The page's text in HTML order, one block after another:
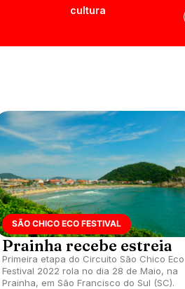
cultura
SÃO CHICO ECO FESTIVAL
Prainha recebe estreia
Primeira etapa do Circuito São Chico Eco
Festival 2022 rola no dia 28 de Maio, na
Prainha, em São Francisco do Sul (SC).